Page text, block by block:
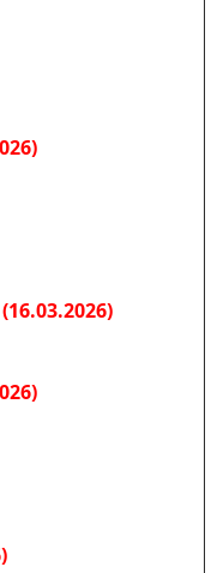
(16.03.2026)